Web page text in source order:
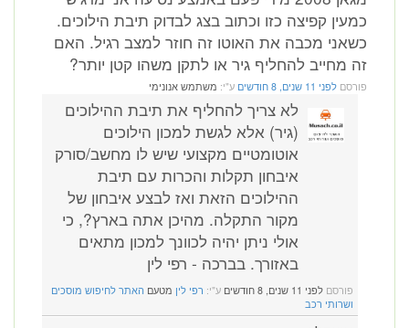
כמעין קפיצה כזו וכתוב בצג לבדוק תיבת הילוכים.
כשאני מכבה את האוטו זה חוזר למצב רגיל. האם
זה מחייב להחליף גיר או לתקן משהו קטן יותר?
פורסם לפני 11 שנים, 8 חודשים ע"י: משתמש אנונימי
לא צריך להחליף את תיבת ההילוכים
(גיר) אלא לגשת למכון הילוכים
אוטומטיים מקצועי שיש לו מחשב/סורק
איבחון תקלות והכרות עם תיבת
ההילוכים הזאת ואז לבצע איבחון של
מקור התקלה. מהיכן אתה בארץ?, כי
אולי ניתן יהיה לכוונך למכון מתאים
באזורך. בברכה - רפי לין
פורסם לפני 11 שנים, 8 חודשים ע"י: רפי לין מטעם האתר לחיפוש מוסכים
ושרותי רכב